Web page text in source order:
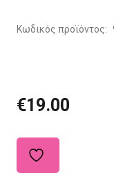
Κωδικός προϊόντος:
€19.00